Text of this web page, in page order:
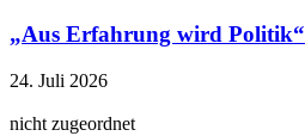
„Aus Erfahrung wird Politik“
24. Juli 2026
nicht zugeordnet